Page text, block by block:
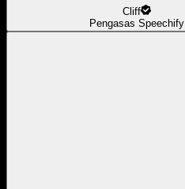
Cliff
Pengasas Speechify